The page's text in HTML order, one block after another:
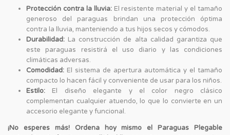
Protección contra la lluvia:El resistente material y el tamaño
generoso del paraguas brindan una protección óptima
contra la lluvia, manteniendo a tus hijos secos y cómodos.
Durabilidad: La construcción de alta calidad garantiza que
este paraguas resistirá el uso diario y las condiciones
climáticas adversas.
Comodidad: El sistema de apertura automática y el tamaño
compacto lo hacen fácil y conveniente de usar para los niños.
Estilo: El diseño elegante y el color negro clásico
complementan cualquier atuendo, lo que lo convierte en un
accesorio elegante y funcional.
¡No esperes más! Ordena hoy mismo el Paraguas Plegable